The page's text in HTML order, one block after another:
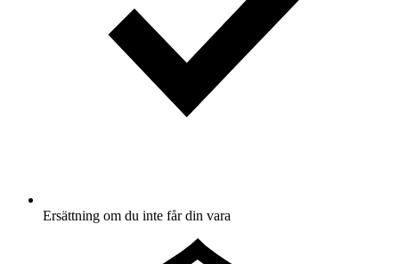
Ersättning om du inte får din vara